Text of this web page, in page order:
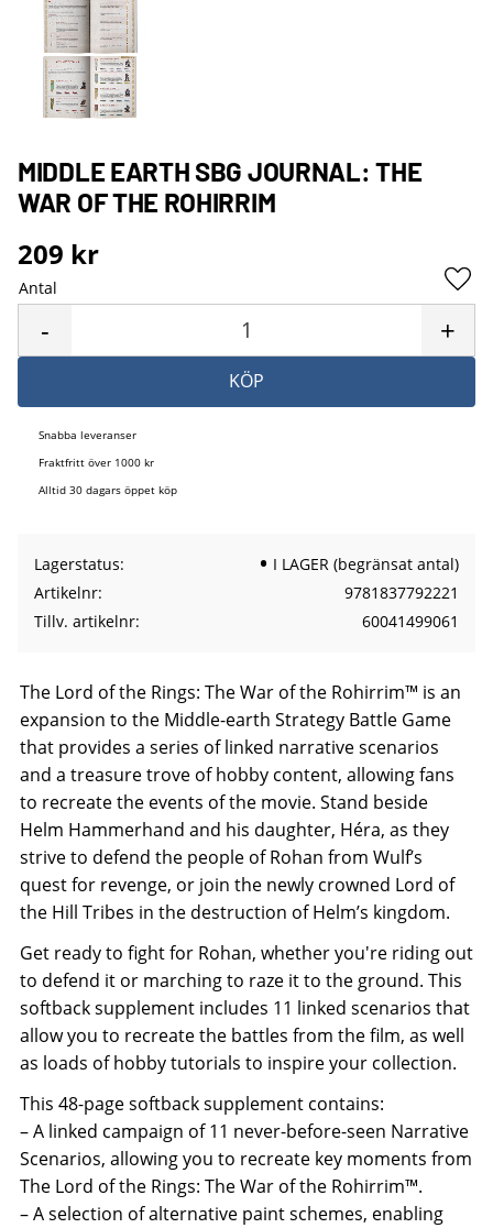
MIDDLE EARTH SBG JOURNAL: THE
WAR OF THE ROHIRRIM
209 kr
Antal
+
-
KÖP
Snabba leveranser
Fraktfritt över 1000 kr
Alltid 30 dagars öppet köp
Lagerstatus
I LAGER (begränsat antal)
Artikelnr
9781837792221
Tillv. artikelnr
60041499061
The Lord of the Rings: The War of the Rohirrim™ is an
expansion to the Middle-earth Strategy Battle Game
that provides a series of linked narrative scenarios
and a treasure trove of hobby content, allowing fans
to recreate the events of the movie. Stand beside
Helm Hammerhand and his daughter, Héra, as they
strive to defend the people of Rohan from Wulf’s
quest for revenge, or join the newly crowned Lord of
the Hill Tribes in the destruction of Helm’s kingdom.
Get ready to fight for Rohan, whether you're riding out
to defend it or marching to raze it to the ground. This
softback supplement includes 11 linked scenarios that
allow you to recreate the battles from the film, as well
as loads of hobby tutorials to inspire your collection.
This 48-page softback supplement contains:
– A linked campaign of 11 never-before-seen Narrative
Scenarios, allowing you to recreate key moments from
The Lord of the Rings: The War of the Rohirrim™.
– A selection of alternative paint schemes, enabling